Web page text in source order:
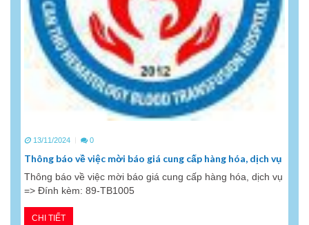
13/11/2024 0
Thông báo về việc mời báo giá cung cấp hàng hóa, dịch vụ
Thông báo về việc mời báo giá cung cấp hàng hóa, dịch vụ
=> Đính kèm: 89-TB1005
CHI TIẾT